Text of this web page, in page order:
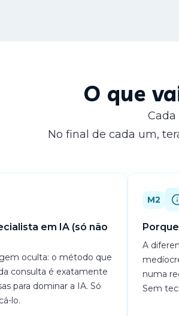
O que
No final de cada um,
em IA (só não
oculta: o método que
consulta é exatamente
para dominar a IA. Só
lo.
M2
A
numa
Sem